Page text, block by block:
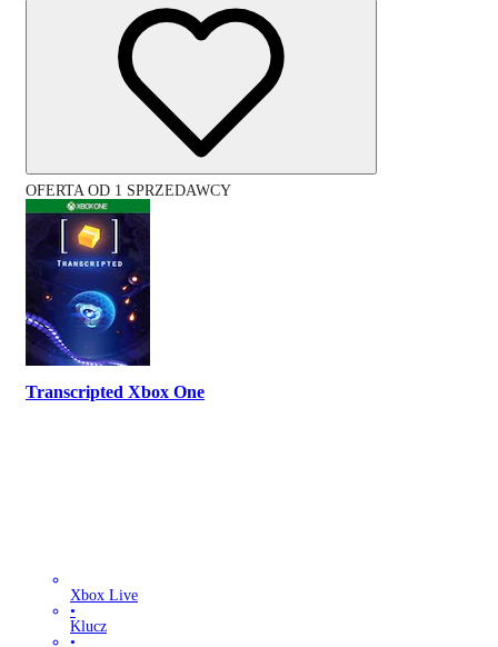
OFERTA OD 1 SPRZEDAWCY
Transcripted Xbox One
Xbox Live
•
Klucz
•